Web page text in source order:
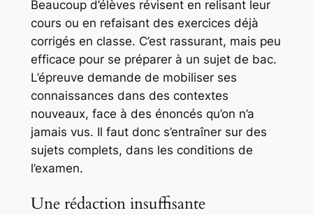
Beaucoup d’élèves révisent en relisant leur
cours ou en refaisant des exercices déjà
corrigés en classe. C’est rassurant, mais peu
efficace pour se préparer à un sujet de bac.
L’épreuve demande de mobiliser ses
connaissances dans des contextes
nouveaux, face à des énoncés qu’on n’a
jamais vus. Il faut donc s’entraîner sur des
sujets complets, dans les conditions de
l’examen.
Une rédaction insuffisante